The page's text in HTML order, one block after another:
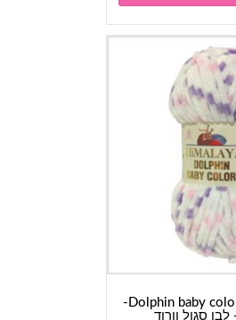
₪30.00.
₪28.00.
דולפין קולורס- Dolphin baby colors-